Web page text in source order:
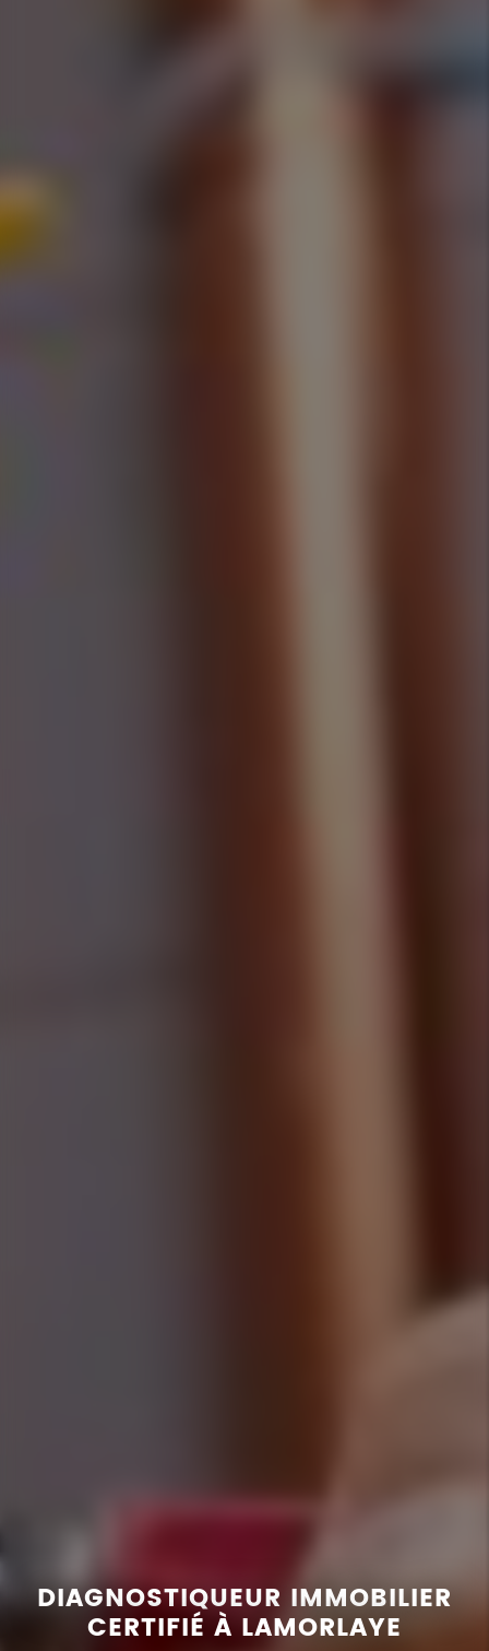
DIAGNOSTIQUEUR IMMOBILIER
CERTIFIÉ À LAMORLAYE